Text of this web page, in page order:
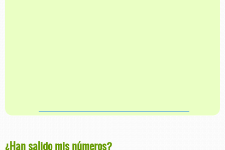
¿Han salido mis números?